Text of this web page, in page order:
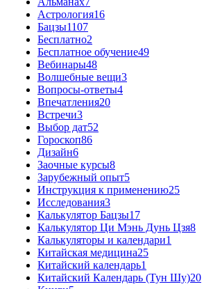
Астрология16
Бацзы1107
Бесплатно2
Бесплатное обучение49
Вебинары48
Волшебные вещи3
Вопросы-ответы4
Впечатления20
Встречи3
Выбор дат52
Гороскоп86
Дизайн6
Заочные курсы8
Зарубежный опыт5
Инструкция к применению25
Исследования3
Калькулятор Бацзы17
Калькулятор Ци Мэнь Дунь Цзя8
Калькуляторы и календари1
Китайская медицина25
Китайский календарь1
Китайский Календарь (Тун Шу)20